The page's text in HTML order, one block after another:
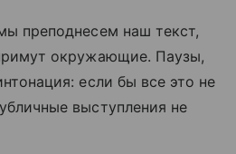
преподнесем наш текст,
окружающие. Паузы,
если бы все это не
выступления не